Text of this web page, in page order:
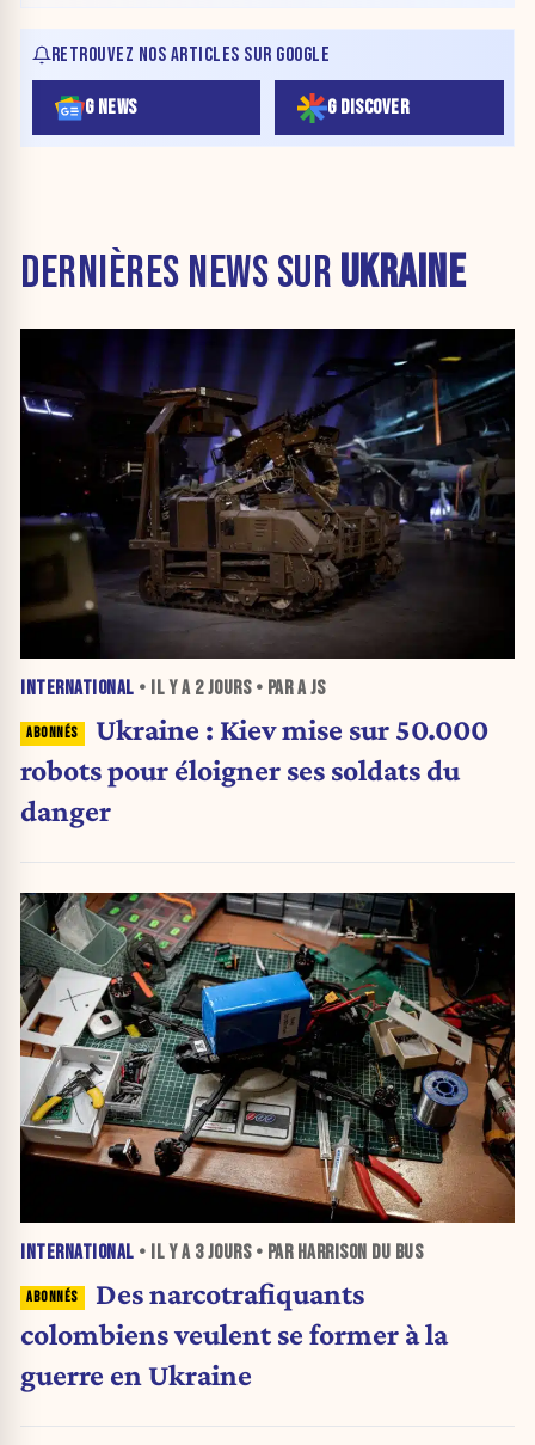
RETROUVEZ NOS ARTICLES SUR GOOGLE
G NEWS G DISCOVER
DERNIÈRES NEWS SUR UKRAINE
INTERNATIONAL • IL Y A 2 JOURS• PAR A JS
Ukraine : Kiev mise sur 50.000
robots pour éloigner ses soldats du
danger
INTERNATIONAL • IL Y A 3 JOURS• PAR HARRISON DU BUS
Des narcotrafiquants
colombiens veulent se former à la
guerre en Ukraine